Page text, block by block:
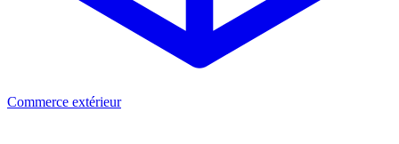
Commerce extérieur